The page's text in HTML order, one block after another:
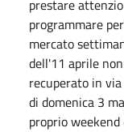
prestare
programmare
mercato
dell'11 aprile
recuperato in
di domenica 3
proprio